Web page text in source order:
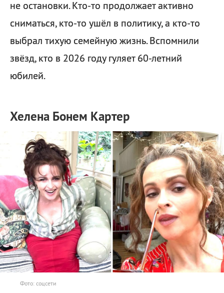
не остановки. Кто-то продолжает активно
сниматься, кто-то ушёл в политику, а кто-то
выбрал тихую семейную жизнь. Вспомнили
звёзд, кто в 2026 году гуляет 60-летний
юбилей.
Хелена Бонем Картер
Фото: соцсети